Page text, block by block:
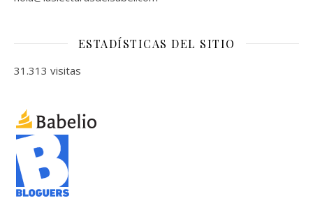
ESTADÍSTICAS DEL SITIO
31.313 visitas